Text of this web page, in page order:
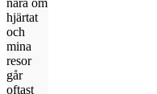
nära om
hjärtat
och
mina
resor
går
oftast